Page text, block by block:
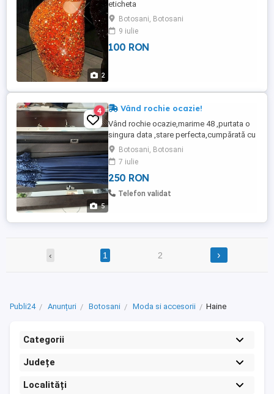
2
eticheta
Botosani, Botosani
9 iulie
100 RON
5
4 Vând rochie ocazie!
Vând rochie ocazie,marime 48 ,purtata o
singura data ,stare perfecta,cumpărată cu
450lei o vand cu 250 lei!
Botosani, Botosani
7 iulie
250 RON
Telefon validat
‹ 1 2 ›
Publi24 Anunțuri Botosani Moda si accesorii Haine
Categorii
Județe
Localități